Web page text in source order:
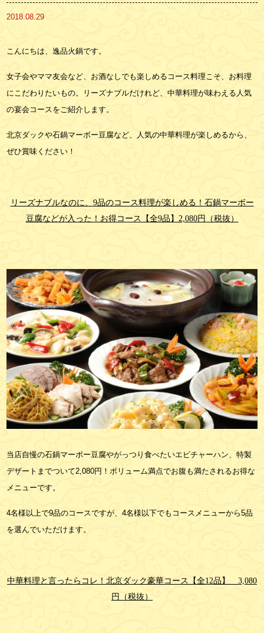
2018.08.29
こんにちは、逸品火鍋です。
女子会やママ友会など、お酒なしでも楽しめるコース料理こそ、お料理
にこだわりたいもの。リーズナブルだけれど、中華料理が味わえる人気
の宴会コースをご紹介します。
北京ダックや石鍋マーボー豆腐など、人気の中華料理が楽しめるから、
ぜひ賞味ください！
リーズナブルなのに、9品のコース料理が楽しめる！石鍋マーボー
豆腐などが入った！お得コース【全9品】2,080円（税抜）
当店自慢の石鍋マーボー豆腐やがっつり食べたいエビチャーハン、特製
デザートまでついて2,080円！ボリューム満点でお腹も満たされるお得な
メニューです。
4名様以上で9品のコースですが、4名様以下でもコースメニューから5品
を選んでいただけます。
中華料理と言ったらコレ！北京ダック豪華コース【全12品】 3,080
円（税抜）